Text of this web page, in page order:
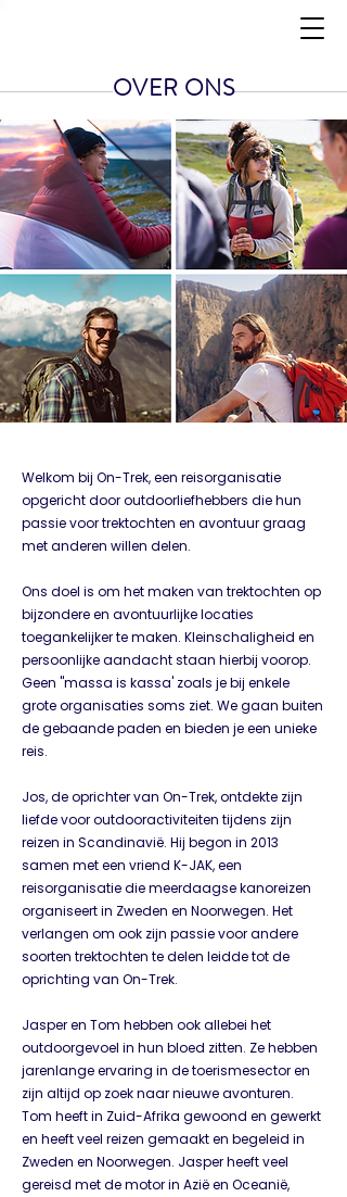
OVER ONS
Welkom bij On-Trek, een reisorganisatie
opgericht door outdoorliefhebbers die hun
passie voor trektochten en avontuur graag
met anderen willen delen.
Ons doel is om het maken van trektochten op
bijzondere en avontuurlijke locaties
toegankelijker te maken. Kleinschaligheid en
persoonlijke aandacht staan hierbij voorop.
Geen ''massa is kassa' zoals je bij enkele
grote organisaties soms ziet. We gaan buiten
de gebaande paden en bieden je een unieke
reis.
Jos, de oprichter van On-Trek, ontdekte zijn
liefde voor outdooractiviteiten tijdens zijn
reizen in Scandinavië. Hij begon in 2013
samen met een vriend K-JAK, een
reisorganisatie die meerdaagse kanoreizen
organiseert in Zweden en Noorwegen. Het
verlangen om ook zijn passie voor andere
soorten trektochten te delen leidde tot de
oprichting van On-Trek.
Jasper en Tom hebben ook allebei het
outdoorgevoel in hun bloed zitten. Ze hebben
jarenlange ervaring in de toerismesector en
zijn altijd op zoek naar nieuwe avonturen.
Tom heeft in Zuid-Afrika gewoond en gewerkt
en heeft veel reizen gemaakt en begeleid in
Zweden en Noorwegen. Jasper heeft veel
gereisd met de motor in Azië en Oceanië,